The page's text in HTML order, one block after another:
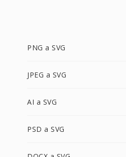
PNG a SVG
JPEG a SVG
AI a SVG
PSD a SVG